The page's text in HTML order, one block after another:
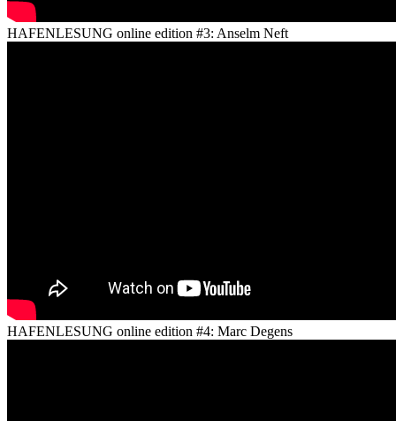
HAFENLESUNG online edition #3: Anselm Neft
HAFENLESUNG online edition #4: Marc Degens